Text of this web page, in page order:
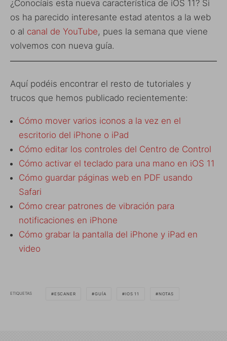
¿Conocíais esta nueva característica de iOS 11? Si
os ha parecido interesante estad atentos a la web
o al canal de YouTube, pues la semana que viene
volvemos con nueva guía.
Aquí podéis encontrar el resto de tutoriales y
trucos que hemos publicado recientemente:
Cómo mover varios iconos a la vez en el
escritorio del iPhone o iPad
Cómo editar los controles del Centro de Control
Cómo activar el teclado para una mano en iOS 11
Cómo guardar páginas web en PDF usando
Safari
Cómo crear patrones de vibración para
notificaciones en iPhone
Cómo grabar la pantalla del iPhone y iPad en
video
ETIQUETAS ESCANER GUÍA IOS 11 NOTAS